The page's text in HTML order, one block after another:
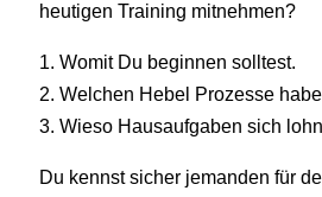
heutigen Training mitnehmen?
1. Womit Du beginnen solltest.
2. Welchen Hebel Prozesse
3. Wieso Hausaufgaben sich
Du kennst sicher jemanden für